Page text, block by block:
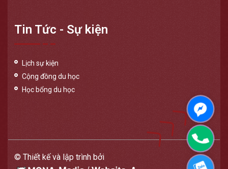
Tin Tức - Sự kiện
Lịch sự kiện
Cộng đồng du học
Học bổng du học
© Thiết kế và lập trình bởi
Phone
Zalo